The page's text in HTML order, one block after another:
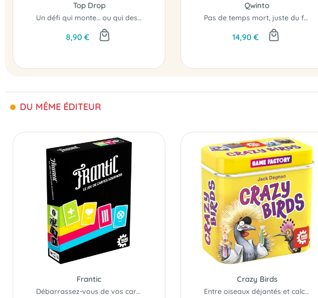
Top Drop
Un défi qui monte… ou qui descend !
8,90 €
Qwinto
Pas de temps mort, juste du fun !
14,90 €
DU MÊME ÉDITEUR
Frantic
Débarrassez-vous de vos cartes aussi vite que possible.
Crazy Birds
Entre oiseaux déjantés et calculs tordus !